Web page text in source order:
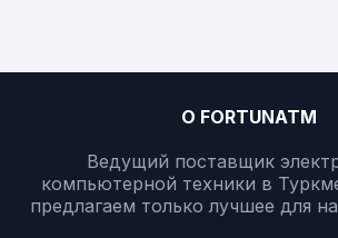
О FORTUNATM
Ведущий поставщик
компьютерной техники в
предлагаем только лучшее для